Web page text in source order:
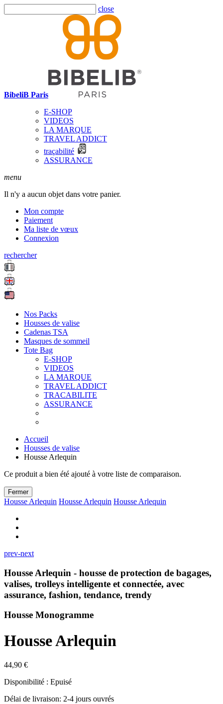
close
BibeliB Paris
E-SHOP
VIDEOS
LA MARQUE
TRAVEL ADDICT
traçabilité
ASSURANCE
menu
Il n'y a aucun objet dans votre panier.
Mon compte
Paiement
Ma liste de vœux
Connexion
rechercher
Nos Packs
Housses de valise
Cadenas TSA
Masques de sommeil
Tote Bag
E-SHOP
VIDEOS
LA MARQUE
TRAVEL ADDICT
TRACABILITE
ASSURANCE
Accueil
Housses de valise
Housse Arlequin
Ce produit a bien été ajouté à votre liste de comparaison.
Fermer
Housse Arlequin Housse Arlequin Housse Arlequin
prev-next
Housse Arlequin - housse de protection de bagages,
valises, trolleys intelligente et connectée, avec
assurance, fashion, tendance, trendy
Housse Monogramme
Housse Arlequin
44,90 €
Disponibilité : Epuisé
Délai de livraison: 2-4 jours ouvrés